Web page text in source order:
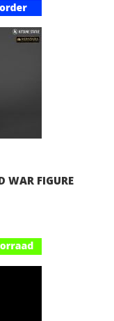
WAR FIGURE